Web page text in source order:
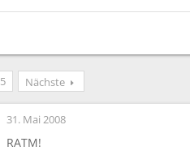
5 Nächste
31. Mai 2008
RATM!